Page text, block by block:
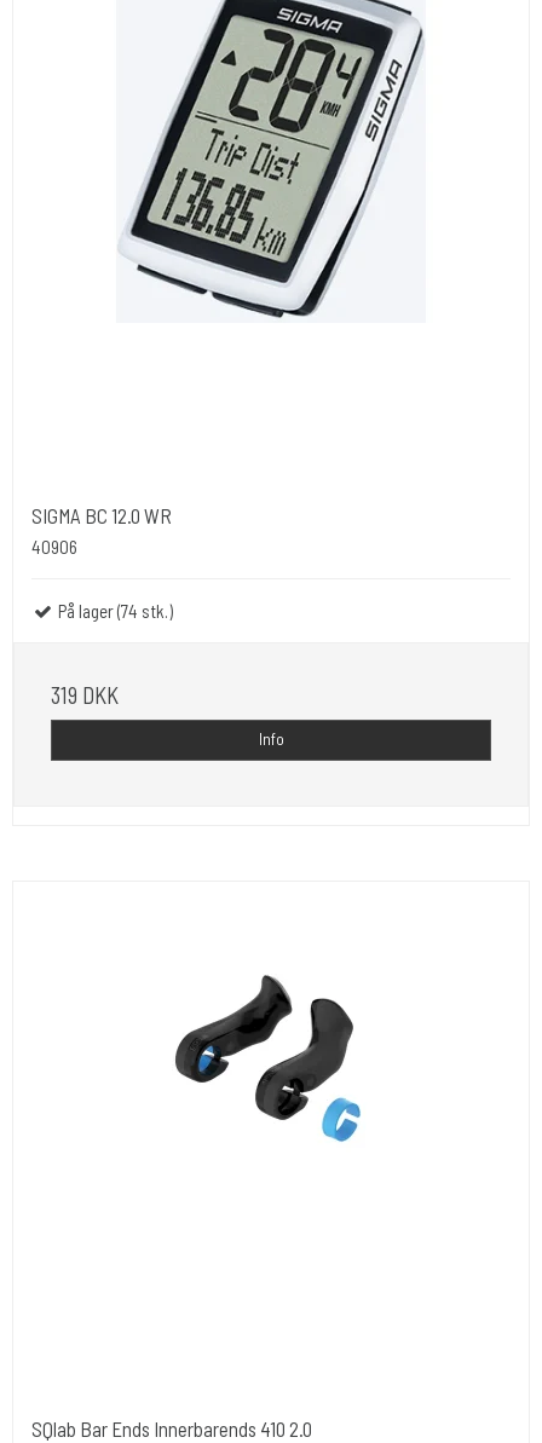
SIGMA BC 12.0 WR
40906
På lager (74 stk.)
319 DKK
Info
SQlab Bar Ends Innerbarends 410 2.0